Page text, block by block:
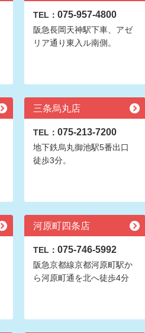
TEL： 075-957-4800
阪急長岡天神駅下車、アゼ
リア通り東入ル南側。
三条烏丸店
TEL： 075-213-7200
地下鉄烏丸御池駅5番出口
徒歩3分。
河原町四条店
TEL： 075-746-5992
阪急京都線京都河原町駅か
ら河原町通を北へ徒歩4分